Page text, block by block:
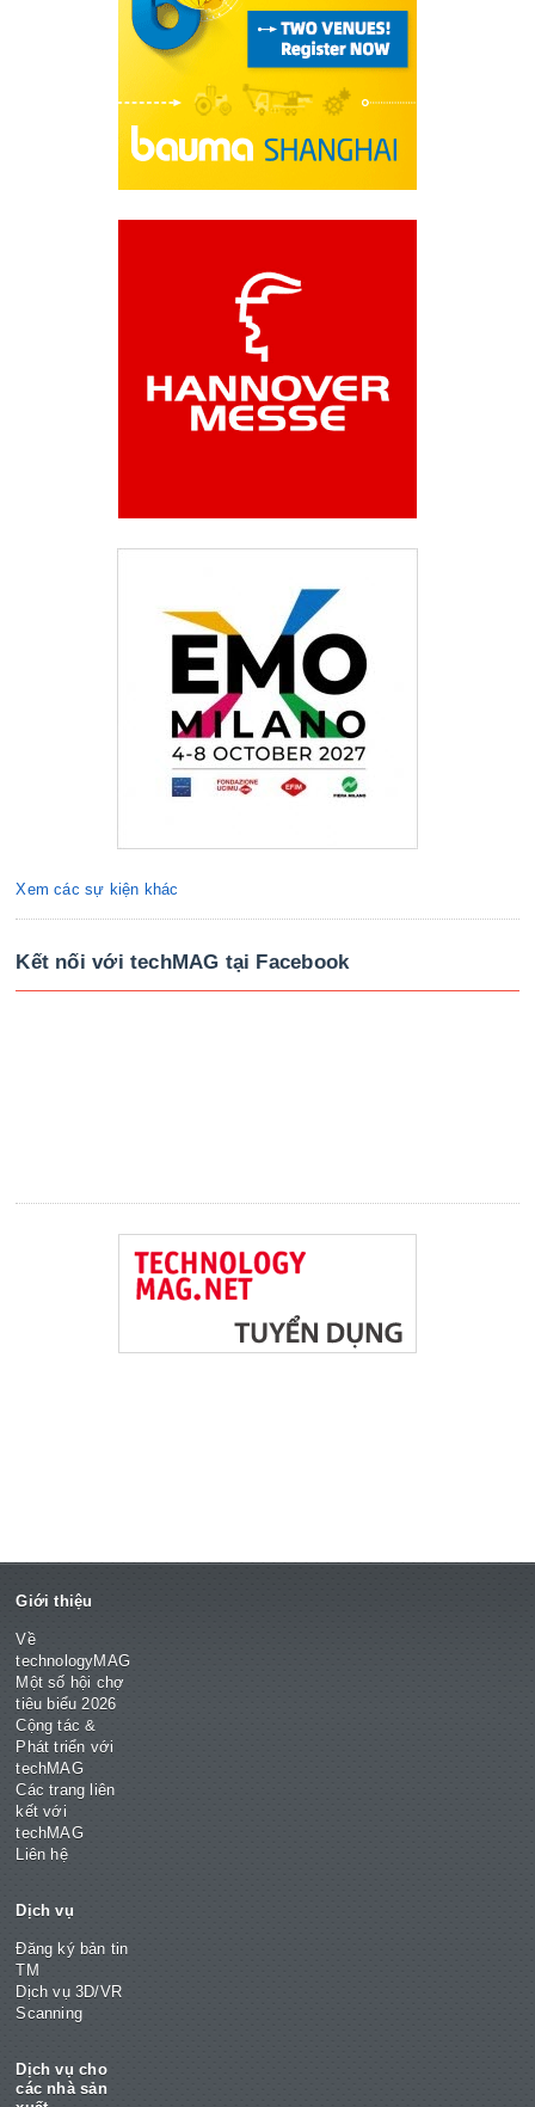
Xem các sự kiện khác
Kết nối với techMAG tại Facebook
Giới thiệu
Về
technologyMAG
Một số hội chợ
tiêu biểu 2026
Cộng tác &
Phát triển với
techMAG
Các trang liên
kết với
techMAG
Liên hệ
Dịch vụ
Đăng ký bản tin
TM
Dịch vụ 3D/VR
Scanning
Dịch vụ cho
các nhà sản